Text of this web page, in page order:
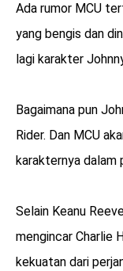
Ada rumor MCU
yang bengis dan
lagi karakter
Bagaimana pun
Rider. Dan MCU
karakternya
Selain Keanu
mengincar Charlie
kekuatan dari